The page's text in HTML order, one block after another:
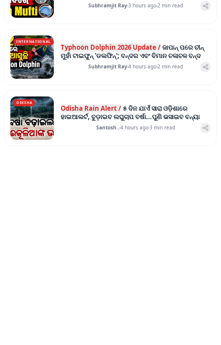
Subhramjit Ray3 hours ago2 min read
INTERNATIONAL
Typhoon Dolphin 2026 Update / ଜାପାନ୍ ପରେ ଚୀନ୍
ମୁହାଁ ଟାଇଫୁନ୍ 'ଡଲଫିନ୍'; ବନ୍ଦର ଏବଂ ବିମାନ ଚଳାଚଳ ବନ୍ଦ
Subhramjit Ray4 hours ago2 min read
ODISHA
Odisha Rain Alert / ୫ ଦିନ ଯାଏଁ ସାରା ଓଡ଼ିଶାରେ
ହାଇଆଲର୍ଟ, ବୁଡ଼ାଇବ ଲଘୁଚାପ ବର୍ଷା...ପୁଣି ଭସାଇବ ବନ୍ୟା
Santosh.. 4 hours ago3 min read